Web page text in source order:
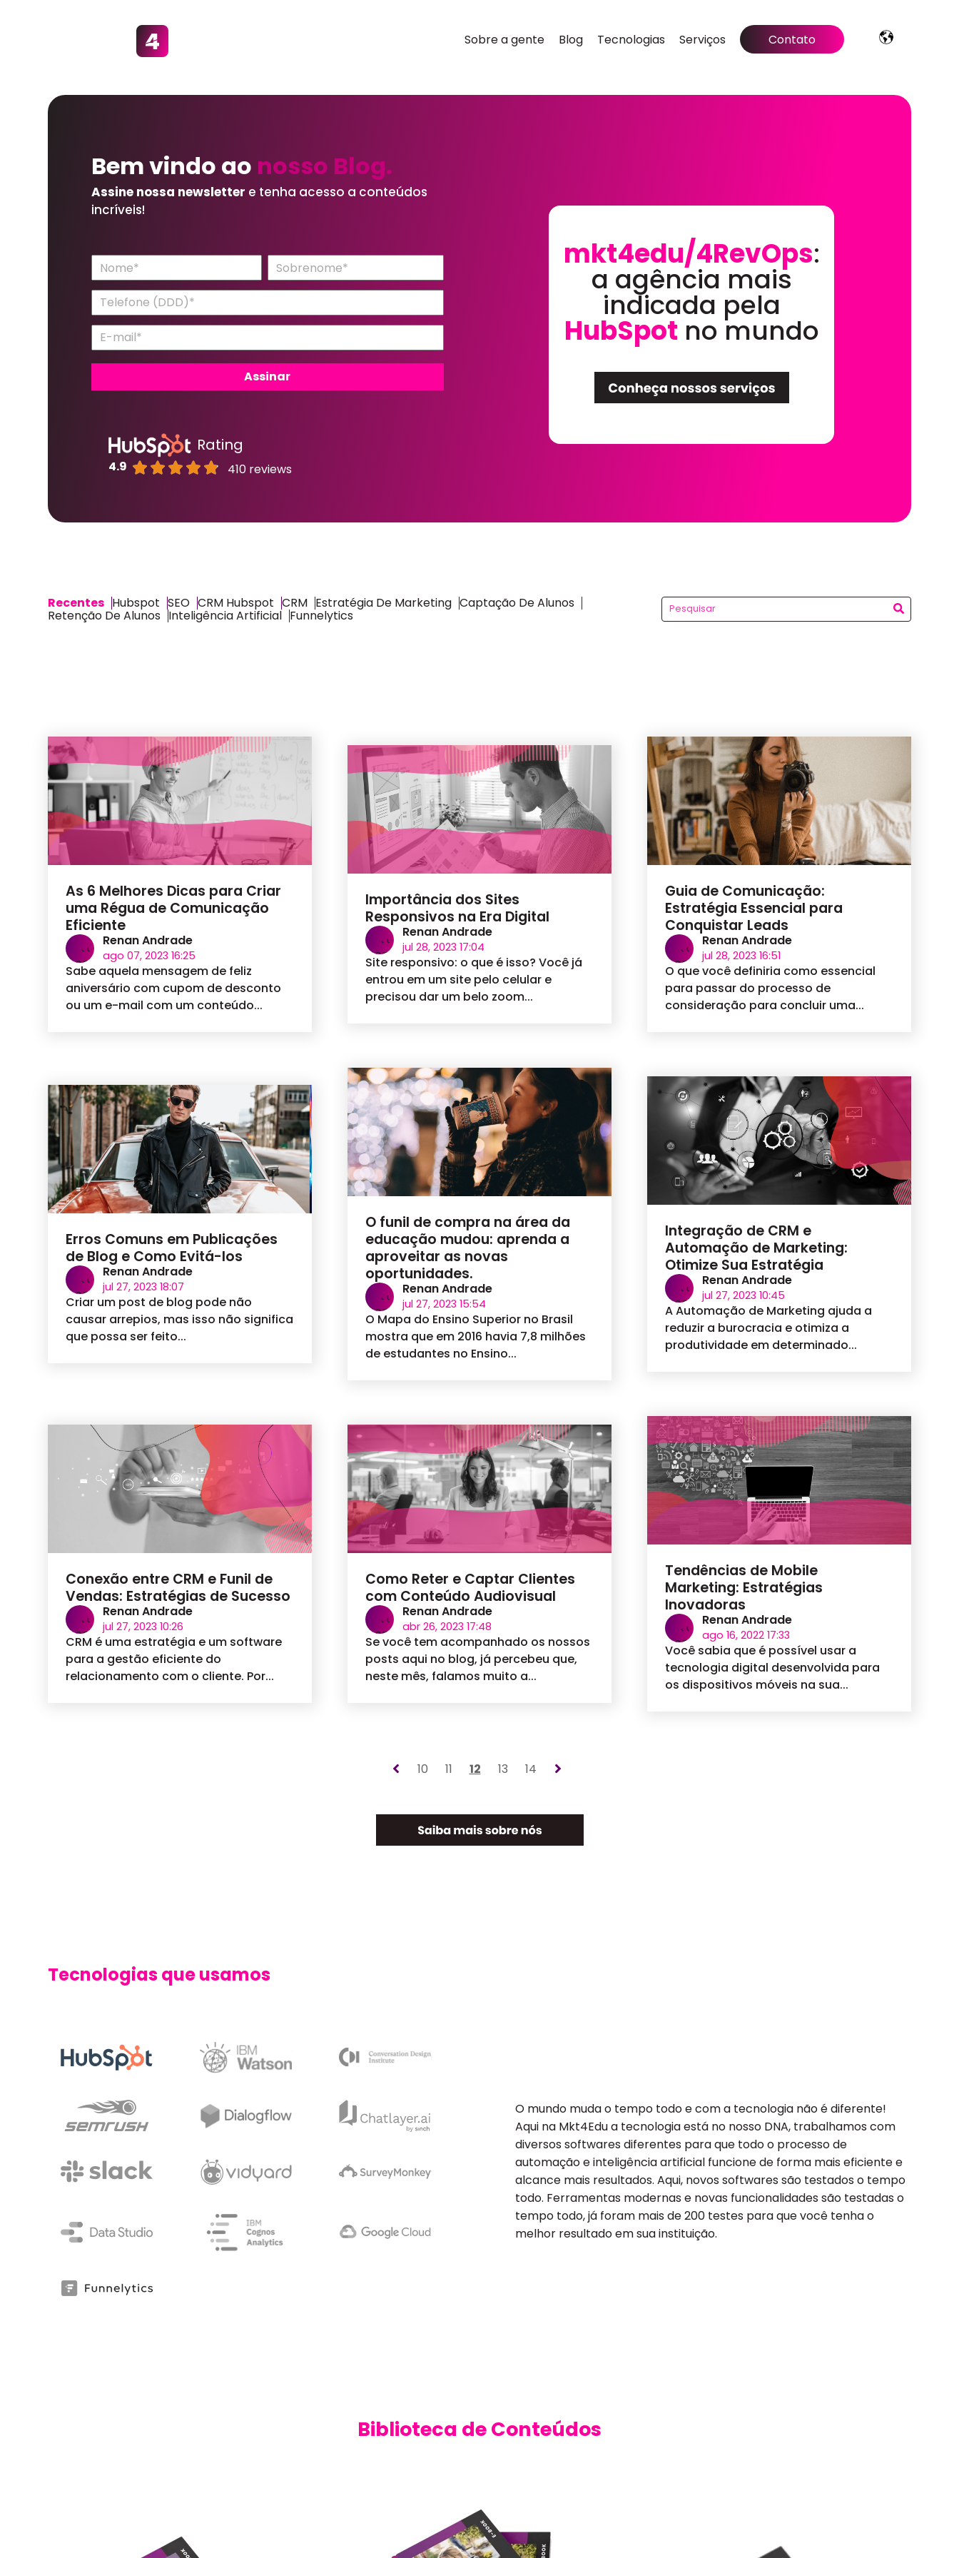
Sobre a gente Blog Tecnologias Serviços Contato
Bem vindo ao nosso Blog.
Assine nossa newsletter e tenha acesso a conteúdos
incríveis!
Rating
4.9 410 reviews
mkt4edu/4RevOps:
a agência mais
indicada pela
HubSpot no mundo
Recentes Hubspot SEO CRM Hubspot CRM Estratégia De Marketing Captação De Alunos
Retenção De Alunos Inteligência Artificial Funnelytics
As 6 Melhores Dicas para Criar
uma Régua de Comunicação
Eficiente
Renan Andrade
ago 07, 2023 16:25
Sabe aquela mensagem de feliz
aniversário com cupom de desconto
ou um e-mail com um conteúdo...
Importância dos Sites
Responsivos na Era Digital
Renan Andrade
jul 28, 2023 17:04
Site responsivo: o que é isso? Você já
entrou em um site pelo celular e
precisou dar um belo zoom...
Guia de Comunicação:
Estratégia Essencial para
Conquistar Leads
Renan Andrade
jul 28, 2023 16:51
O que você definiria como essencial
para passar do processo de
consideração para concluir uma...
Erros Comuns em Publicações
de Blog e Como Evitá-los
Renan Andrade
jul 27, 2023 18:07
Criar um post de blog pode não
causar arrepios, mas isso não significa
que possa ser feito...
O funil de compra na área da
educação mudou: aprenda a
aproveitar as novas
oportunidades.
Renan Andrade
jul 27, 2023 15:54
O Mapa do Ensino Superior no Brasil
mostra que em 2016 havia 7,8 milhões
de estudantes no Ensino...
Integração de CRM e
Automação de Marketing:
Otimize Sua Estratégia
Renan Andrade
jul 27, 2023 10:45
A Automação de Marketing ajuda a
reduzir a burocracia e otimiza a
produtividade em determinado...
Conexão entre CRM e Funil de
Vendas: Estratégias de Sucesso
Renan Andrade
jul 27, 2023 10:26
CRM é uma estratégia e um software
para a gestão eficiente do
relacionamento com o cliente. Por...
Como Reter e Captar Clientes
com Conteúdo Audiovisual
Renan Andrade
abr 26, 2023 17:48
Se você tem acompanhado os nossos
posts aqui no blog, já percebeu que,
neste mês, falamos muito a...
Tendências de Mobile
Marketing: Estratégias
Inovadoras
Renan Andrade
ago 16, 2022 17:33
Você sabia que é possível usar a
tecnologia digital desenvolvida para
os dispositivos móveis na sua...
10 11 12 13 14
Tecnologias que usamos
O mundo muda o tempo todo e com a tecnologia não é diferente!
Aqui na Mkt4Edu a tecnologia está no nosso DNA, trabalhamos com
diversos softwares diferentes para que todo o processo de
automação e inteligência artificial funcione de forma mais eficiente e
alcance mais resultados. Aqui, novos softwares são testados o tempo
todo. Ferramentas modernas e novas funcionalidades são testadas o
tempo todo, já foram mais de 200 testes para que você tenha o
melhor resultado em sua instituição.
Biblioteca de Conteúdos